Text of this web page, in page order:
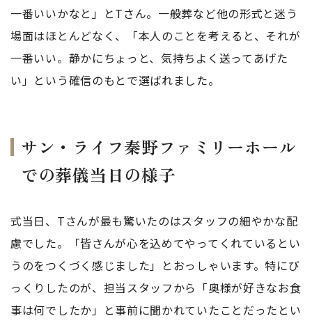
一番いいかなと」とTさん。一般葬など他の形式と迷う
場面はほとんどなく、「本人のことを考えると、それが
一番いい。静かにちょっと、気持ちよく送ってあげた
い」という確信のもとで選ばれました。
サン・ライフ秦野ファミリーホール
での葬儀当日の様子
式当日、Tさんが最も驚いたのはスタッフの細やかな配
慮でした。「皆さんが心を込めてやってくれているとい
うのをつくづく感じました」とおっしゃいます。特にび
っくりしたのが、担当スタッフから「奥様が好きなお食
事は何でしたか」と事前に聞かれていたことだったとい